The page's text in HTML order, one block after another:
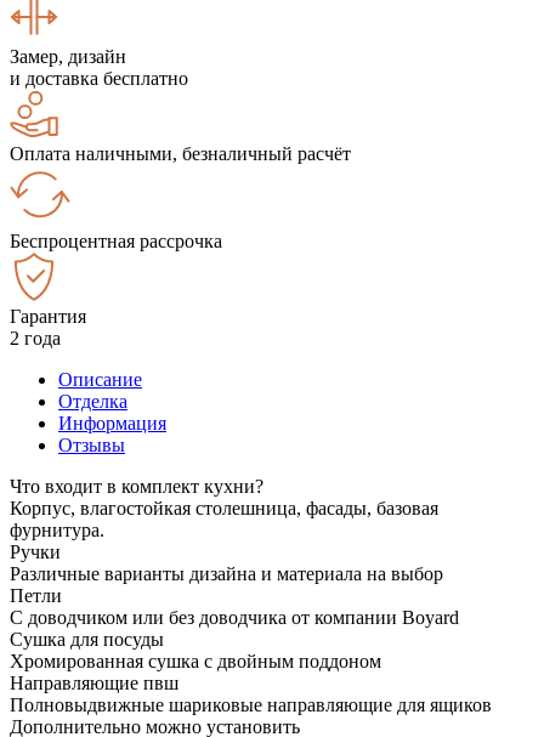
Замер, дизайн
и доставка бесплатно
Оплата наличными, безналичный расчёт
Беспроцентная рассрочка
Гарантия
2 года
Описание
Отделка
Информация
Отзывы
Что входит в комплект кухни?
Корпус, влагостойкая столешница, фасады, базовая
фурнитура.
Ручки
Различные варианты дизайна и материала на выбор
Петли
С доводчиком или без доводчика от компании Boyard
Сушка для посуды
Хромированная сушка с двойным поддоном
Направляющие пвш
Полновыдвижные шариковые направляющие для ящиков
Дополнительно можно установить